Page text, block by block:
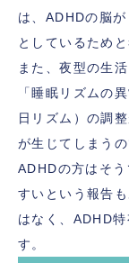
は、ADHDの脳
としているため
また、夜型の生
「睡眠リズムの
日リズム）の調
が生じてしまうの
ADHDの方はそ
すいという報告
はなく、ADHD
す。